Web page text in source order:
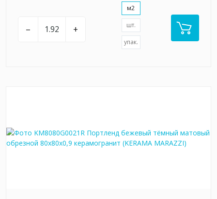
– +
м2
шт.
упак.